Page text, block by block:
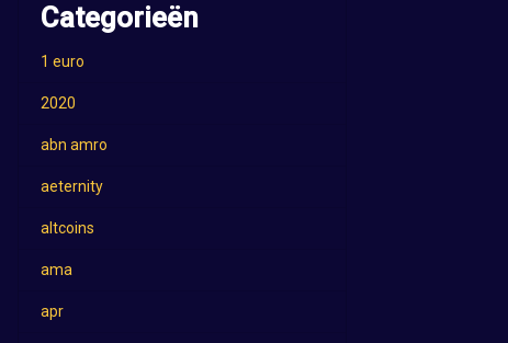
Categorieën
1 euro
2020
abn amro
aeternity
altcoins
ama
apr